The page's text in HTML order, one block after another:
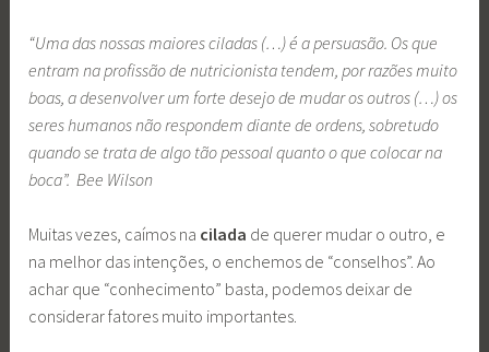
“Uma das nossas maiores ciladas (…) é a persuasão. Os que
entram na profissão de nutricionista tendem, por razões muito
boas, a desenvolver um forte desejo de mudar os outros (…) os
seres humanos não respondem diante de ordens, sobretudo
quando se trata de algo tão pessoal quanto o que colocar na
boca”. Bee Wilson
Muitas vezes, caímos na cilada de querer mudar o outro, e
na melhor das intenções, o enchemos de “conselhos”. Ao
achar que “conhecimento” basta, podemos deixar de
considerar fatores muito importantes.